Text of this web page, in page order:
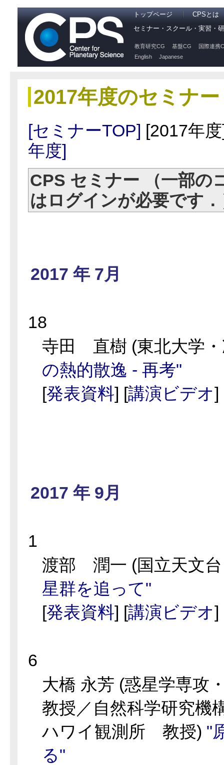
トップページ
CPSとは
セミナー・スクール・実習・
教育研究CG 基盤CG
国際連携
English
Japanese
2017年度のセミナー
[セミナーTOP] [2017年
年度]
CPS セミナー （一部の
はログインが必要です
2017 年 7月
18
寺田 直樹 (東北大学・
の熱的散逸 - 再考"
[発表資料] [講演ビデオ]
2017 年 9月
1
渡部 潤一 (国立天文
星群を追って"
[発表資料] [講演ビデオ]
6
大橋 永芳 (惑星学専攻
教授／自然科学研究機
ハワイ観測所 教授) "
る"